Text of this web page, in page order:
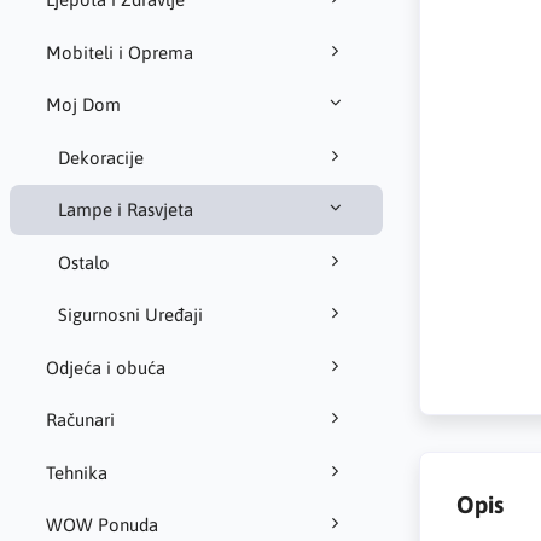
Mobiteli i Oprema
Moj Dom
Dekoracije
Lampe i Rasvjeta
Ostalo
Sigurnosni Uređaji
Odjeća i obuća
Računari
Tehnika
WOW Ponuda
Opis